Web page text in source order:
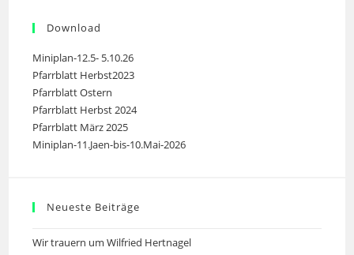
Download
Miniplan-12.5- 5.10.26
Pfarrblatt Herbst2023
Pfarrblatt Ostern
Pfarrblatt Herbst 2024
Pfarrblatt März 2025
Miniplan-11.Jaen-bis-10.Mai-2026
Neueste Beiträge
Wir trauern um Wilfried Hertnagel